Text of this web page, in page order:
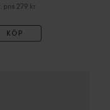
pris 279 kr pris 279 kr
KÖP
Tint